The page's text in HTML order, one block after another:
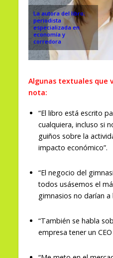
La autora del libro;
periodista
especializada en
economía y
corredora
Algunas textuales que
nota:
“El libro está escrito
cualquiera, incluso si
guiños sobre la
impacto económico”.
“El negocio del
todos usásemos el
gimnasios no darían a
“También se habla
empresa tener un